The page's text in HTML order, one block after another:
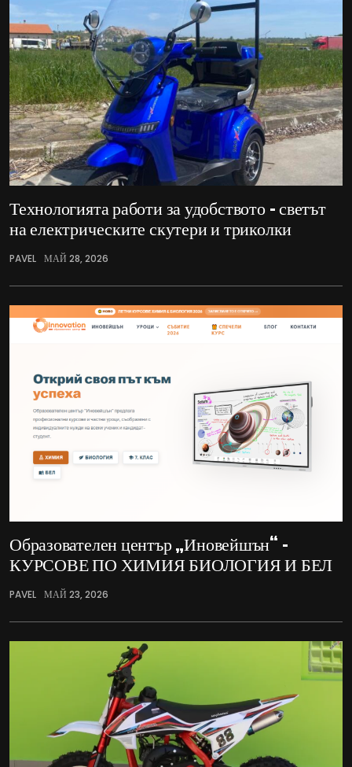
Технологията работи за удобството – светът
на електрическите скутери и триколки
PAVEL МАЙ 28, 2026
Образователен център „Иновейшън“ –
КУРСОВЕ ПО ХИМИЯ БИОЛОГИЯ И БЕЛ
PAVEL МАЙ 23, 2026